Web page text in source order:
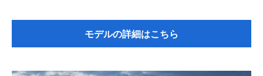
モデルの詳細はこちら